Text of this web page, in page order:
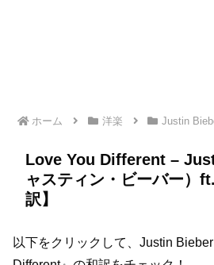
ホーム 洋楽 Justin
Love You Different –
ャスティン・ビーバー）
訳】
以下をクリックして、Justin